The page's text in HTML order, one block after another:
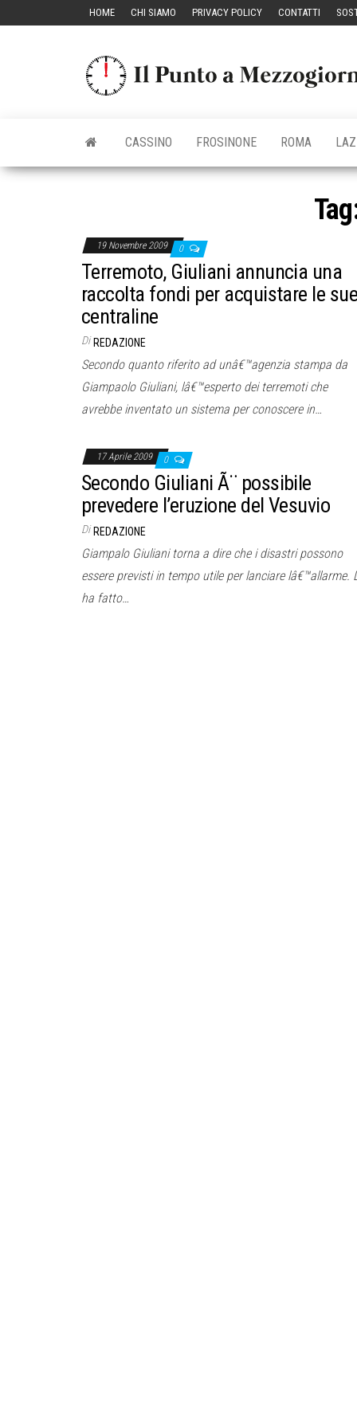
HOME CHI SIAMO PRIVACY POLICY CONTATTI
CASSINO FROSINONE ROMA
19 Novembre 2009 0
Terremoto, Giuliani annuncia una
raccolta fondi per acquistare le
centraline
Di REDAZIONE
Secondo quanto riferito ad unâ€™agenzia stampa da
Giampaolo Giuliani, lâ€™esperto dei terremoti che
avrebbe inventato un sistema per conoscere in…
17 Aprile 2009 0
Secondo Giuliani Ã¨ possibile
prevedere l’eruzione del Vesuvio
Di REDAZIONE
Giampalo Giuliani torna a dire che i disastri possono
essere previsti in tempo utile per lanciare lâ€™allarme.
ha fatto…